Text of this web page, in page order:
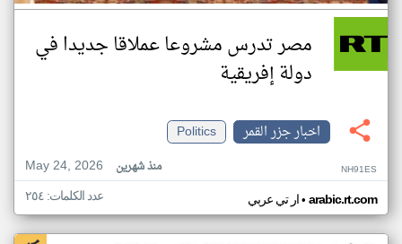
مصر تدرس مشروعا عملاقا جديدا في
دولة إفريقية
اخبار جزر القمر
Politics
May 24, 2026
منذ شهرين NH91ES
ار تي عربي• arabic.rt.com عدد الكلمات: ٢٥٤